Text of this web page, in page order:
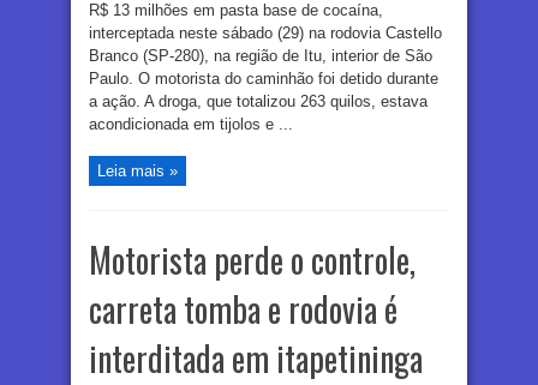
R$ 13 milhões em pasta base de cocaína,
interceptada neste sábado (29) na rodovia Castello
Branco (SP-280), na região de Itu, interior de São
Paulo. O motorista do caminhão foi detido durante
a ação. A droga, que totalizou 263 quilos, estava
acondicionada em tijolos e ...
Leia mais »
Motorista perde o controle,
carreta tomba e rodovia é
interditada em itapetininga